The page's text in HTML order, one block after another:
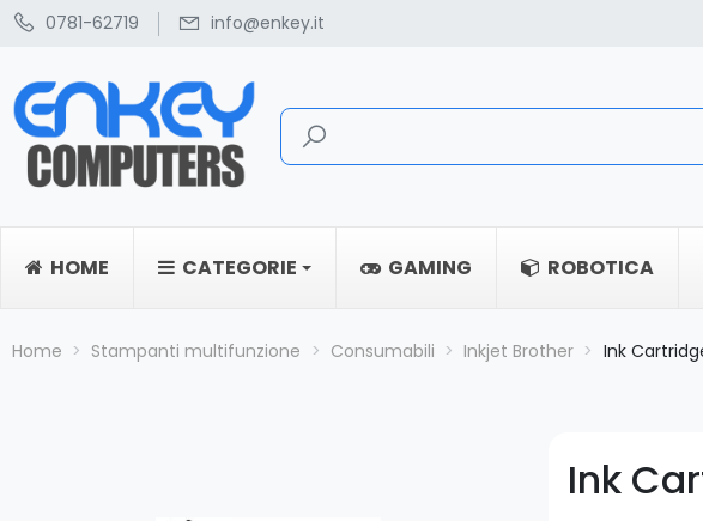
0781-62719 info@enkey.it
HOME CATEGORIE GAMING ROBOTICA
Home Stampanti multifunzione Consumabili Inkjet Brother Ink
Ink